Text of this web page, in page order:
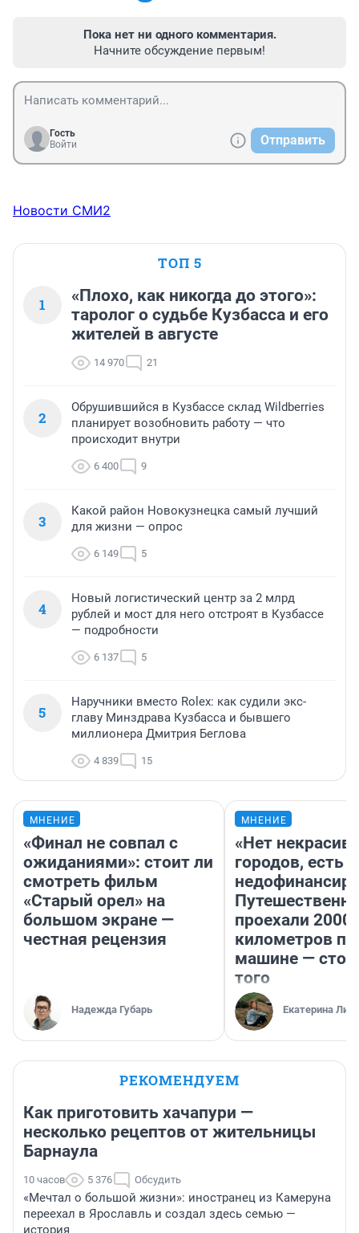
Пока нет ни одного комментария.
Начните обсуждение первым!
Гость
Войти
Отправить
Новости СМИ2
ТОП 5
1
«Плохо, как никогда до этого»:
таролог о судьбе Кузбасса и его
жителей в августе
14 970 21
2
Обрушившийся в Кузбассе склад Wildberries
планирует возобновить работу — что
происходит внутри
6 400 9
3
Какой район Новокузнецка самый лучший
для жизни — опрос
6 149 5
4
Новый логистический центр за 2 млрд
рублей и мост для него отстроят в Кузбассе
— подробности
6 137 5
5
Наручники вместо Rolex: как судили экс-
главу Минздрава Кузбасса и бывшего
миллионера Дмитрия Беглова
4 839 15
МНЕНИЕ
«Финал не совпал с
ожиданиями»: стоит ли
смотреть фильм
«Старый орел» на
большом экране —
честная рецензия
Надежда Губарь
МНЕНИЕ
«Нет
городов, есть
проехали 2000
километров по
машине —
того
Екатерина
РЕКОМЕНДУЕМ
Как приготовить хачапури —
несколько рецептов от жительницы
Барнаула
10 часов 5 376 Обсудить
«Мечтал о большой жизни»: иностранец из Камеруна
переехал в Ярославль и создал здесь семью —
история